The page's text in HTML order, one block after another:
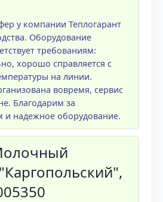
у компании Теплогарант
Оборудование
требованиям:
хорошо справляется с
на линии.
вовремя, сервис
Благодарим за
и надежное оборудование.